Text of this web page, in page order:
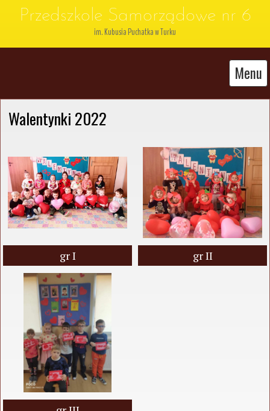
Przedszkole Samorządowe nr 6
im. Kubusia Puchatka w Turku
Menu
Walentynki 2022
gr I gr II